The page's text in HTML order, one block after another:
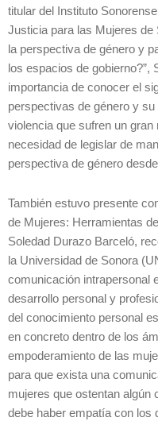
titular del Instituto
Justicia para las Mujeres de
la perspectiva de género y
los espacios de gobierno?”,
importancia de conocer el
perspectivas de género y
violencia que sufren un
necesidad de legislar de
perspectiva de género
También estuvo presente
de Mujeres: Herramientas
Soledad Durazo Barceló,
la Universidad de Sonora
comunicación intrapersonal
desarrollo personal y
del conocimiento personal
en concreto dentro de los
empoderamiento de las
para que exista una
mujeres que ostentan algún
debe haber empatía con los